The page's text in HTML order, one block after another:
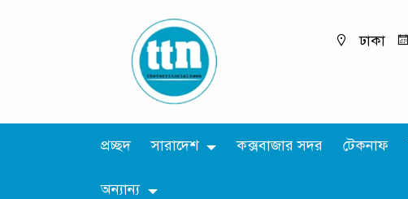
ঢাকা
প্রচ্ছদ সারাদেশ কক্সবাজার সদর টেকনাফ
অন্যান্য